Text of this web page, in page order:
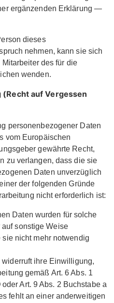
ergänzenden Erklärung —
dieses
nehmen, kann sie sich
des für die
wenden.
auf Vergessen
personenbezogener Daten
vom Europäischen
gewährte Recht,
zu verlangen, dass die sie
Daten unverzüglich
der folgenden Gründe
nicht erforderlich ist:
Daten wurden für solche
sonstige Weise
nicht mehr notwendig
widerruft ihre Einwilligung,
gemäß Art. 6 Abs. 1
Art. 9 Abs. 2 Buchstabe a
fehlt an einer anderweitigen